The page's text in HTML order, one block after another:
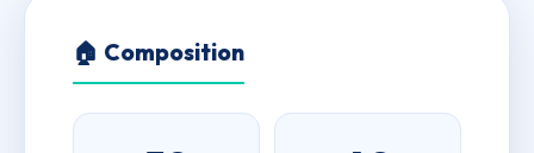
🏠 Composition